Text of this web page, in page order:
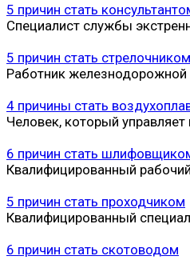
5 причин стать
Специалист службы
5 причин стать стрелочником
Работник железнодорожной
4 причины стать
Человек, который
6 причин стать
Квалифицированный
5 причин стать проходчиком
Квалифицированный
6 причин стать скотоводом